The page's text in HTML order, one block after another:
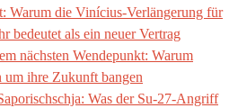
Warum die Vinícius-Verlängerung für
bedeutet als ein neuer Vertrag
nächsten Wendepunkt: Warum
um ihre Zukunft bangen
Was der Su-27-Angriff